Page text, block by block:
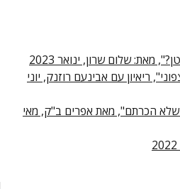
מאת: שלום שרון, ינואר 2023
ריאיון עם אבינעם רוזנק, יוני
שלא הכרתם", מאת אפרים ב"ק, מאי